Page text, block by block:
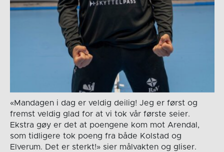
«Mandagen i dag er veldig deilig! Jeg er først og
fremst veldig glad for at vi tok vår første seier.
Ekstra gøy er det at poengene kom mot Arendal,
som tidligere tok poeng fra både Kolstad og
Elverum. Det er sterkt!» sier målvakten og gliser.